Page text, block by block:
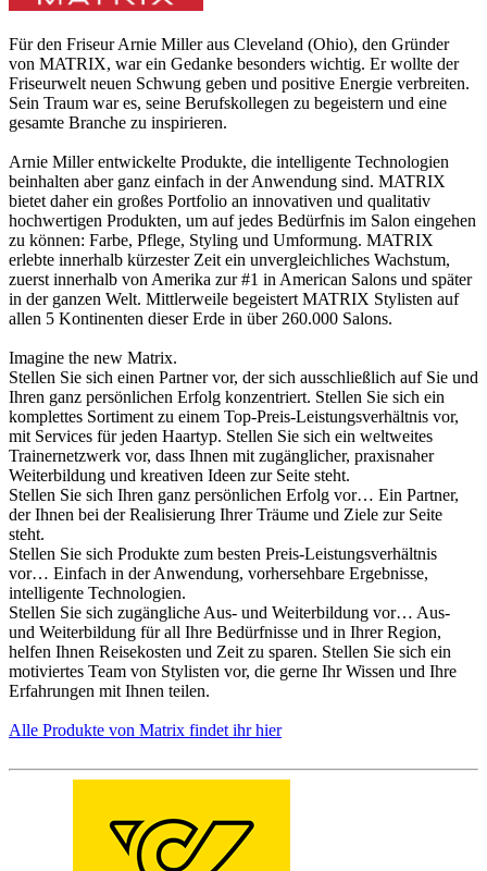
Für den Friseur Arnie Miller aus Cleveland (Ohio), den Gründer
von MATRIX, war ein Gedanke besonders wichtig. Er wollte der
Friseurwelt neuen Schwung geben und positive Energie verbreiten.
Sein Traum war es, seine Berufskollegen zu begeistern und eine
gesamte Branche zu inspirieren.
Arnie Miller entwickelte Produkte, die intelligente Technologien
beinhalten aber ganz einfach in der Anwendung sind. MATRIX
bietet daher ein großes Portfolio an innovativen und qualitativ
hochwertigen Produkten, um auf jedes Bedürfnis im Salon eingehen
zu können: Farbe, Pflege, Styling und Umformung. MATRIX
erlebte innerhalb kürzester Zeit ein unvergleichliches Wachstum,
zuerst innerhalb von Amerika zur #1 in American Salons und später
in der ganzen Welt. Mittlerweile begeistert MATRIX Stylisten auf
allen 5 Kontinenten dieser Erde in über 260.000 Salons.
Imagine the new Matrix.
Stellen Sie sich einen Partner vor, der sich ausschließlich auf Sie und
Ihren ganz persönlichen Erfolg konzentriert. Stellen Sie sich ein
komplettes Sortiment zu einem Top-Preis-Leistungsverhältnis vor,
mit Services für jeden Haartyp. Stellen Sie sich ein weltweites
Trainernetzwerk vor, dass Ihnen mit zugänglicher, praxisnaher
Weiterbildung und kreativen Ideen zur Seite steht.
Stellen Sie sich Ihren ganz persönlichen Erfolg vor… Ein Partner,
der Ihnen bei der Realisierung Ihrer Träume und Ziele zur Seite
steht.
Stellen Sie sich Produkte zum besten Preis-Leistungsverhältnis
vor… Einfach in der Anwendung, vorhersehbare Ergebnisse,
intelligente Technologien.
Stellen Sie sich zugängliche Aus- und Weiterbildung vor… Aus-
und Weiterbildung für all Ihre Bedürfnisse und in Ihrer Region,
helfen Ihnen Reisekosten und Zeit zu sparen. Stellen Sie sich ein
motiviertes Team von Stylisten vor, die gerne Ihr Wissen und Ihre
Erfahrungen mit Ihnen teilen.
Alle Produkte von Matrix findet ihr hier